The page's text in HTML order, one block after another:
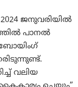
ജനുവരിയിൽ
പാനൽ
ബോയിംഗ്
വലിയ